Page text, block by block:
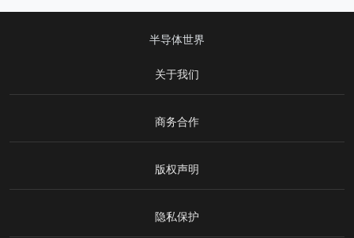
半导体世界
关于我们
商务合作
版权声明
隐私保护